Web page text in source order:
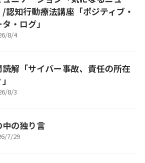
/認知行動療法講座「ポジティブ・
・ログ」
8/4
読解「サイバー事故、責任の所在
8/3
中の独り言
7/29